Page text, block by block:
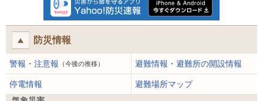
防災情報
警報・注意報 （今後の推移） 避難情報・避難所の開設情報
停電情報
避難場所マップ